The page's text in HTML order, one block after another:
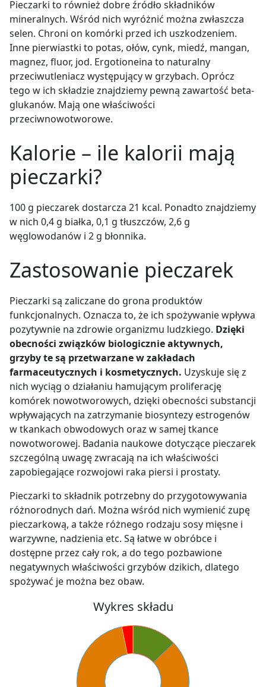
Pieczarki to również dobre źródło składników
mineralnych. Wśród nich wyróżnić można zwłaszcza
selen. Chroni on komórki przed ich uszkodzeniem.
Inne pierwiastki to potas, ołów, cynk, miedź, mangan,
magnez, fluor, jod. Ergotioneina to naturalny
przeciwutleniacz występujący w grzybach. Oprócz
tego w ich składzie znajdziemy pewną zawartość beta-
glukanów. Mają one właściwości
przeciwnowotworowe.
Kalorie – ile kalorii mają
pieczarki?
100 g pieczarek dostarcza 21 kcal. Ponadto znajdziemy
w nich 0,4 g białka, 0,1 g tłuszczów, 2,6 g
węglowodanów i 2 g błonnika.
Zastosowanie pieczarek
Pieczarki są zaliczane do grona produktów
funkcjonalnych. Oznacza to, że ich spożywanie wpływa
pozytywnie na zdrowie organizmu ludzkiego. Dzięki
obecności związków biologicznie aktywnych,
grzyby te są przetwarzane w zakładach
farmaceutycznych i kosmetycznych. Uzyskuje się z
nich wyciąg o działaniu hamującym proliferację
komórek nowotworowych, dzięki obecności substancji
wpływających na zatrzymanie biosyntezy estrogenów
w tkankach obwodowych oraz w samej tkance
nowotworowej. Badania naukowe dotyczące pieczarek
szczególną uwagę zwracają na ich właściwości
zapobiegające rozwojowi raka piersi i prostaty.
Pieczarki to składnik potrzebny do przygotowywania
różnorodnych dań. Można wśród nich wymienić zupę
pieczarkową, a także różnego rodzaju sosy mięsne i
warzywne, nadzienia etc. Są łatwe w obróbce i
dostępne przez cały rok, a do tego pozbawione
negatywnych właściwości grzybów dzikich, dlatego
spożywać je można bez obaw.
Wykres składu